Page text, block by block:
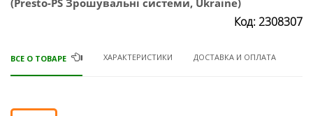
Доставка
(Presto-PS Зрошувальні системи, Ukraine)
Код: 2308307
ВСЕ О ТОВАРЕ ХАРАКТЕРИСТИКИ ДОСТАВКА И ОПЛАТА